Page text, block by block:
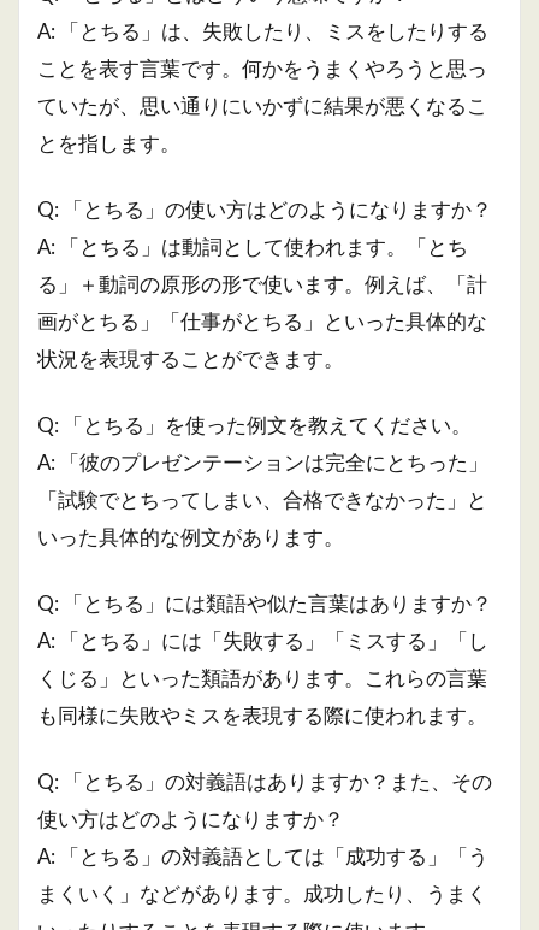
A: 「とちる」は、失敗したり、ミスをしたりする
ことを表す言葉です。何かをうまくやろうと思っ
ていたが、思い通りにいかずに結果が悪くなるこ
とを指します。
Q: 「とちる」の使い方はどのようになりますか？
A: 「とちる」は動詞として使われます。「とち
る」＋動詞の原形の形で使います。例えば、「計
画がとちる」「仕事がとちる」といった具体的な
状況を表現することができます。
Q: 「とちる」を使った例文を教えてください。
A: 「彼のプレゼンテーションは完全にとちった」
「試験でとちってしまい、合格できなかった」と
いった具体的な例文があります。
Q: 「とちる」には類語や似た言葉はありますか？
A: 「とちる」には「失敗する」「ミスする」「し
くじる」といった類語があります。これらの言葉
も同様に失敗やミスを表現する際に使われます。
Q: 「とちる」の対義語はありますか？また、その
使い方はどのようになりますか？
A: 「とちる」の対義語としては「成功する」「う
まくいく」などがあります。成功したり、うまく